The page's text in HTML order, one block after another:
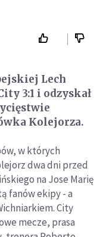
Lech
3:1 i odzyskał
Kolejorza.
w których
dwa dni przed
na Jose Marię
fanów ekipy - a
City
mecze, prasa